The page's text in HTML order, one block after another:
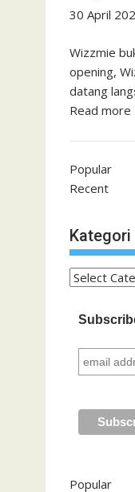
30 April
Wizzmie
opening,
datang
Read
Popular
Recent
Kategori
Kategori
Popular